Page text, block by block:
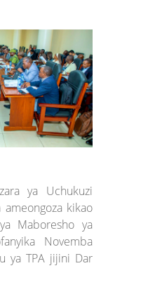
ya Uchukuzi
ameongoza kikao
Maboresho ya
Novemba
ya TPA jijini Dar